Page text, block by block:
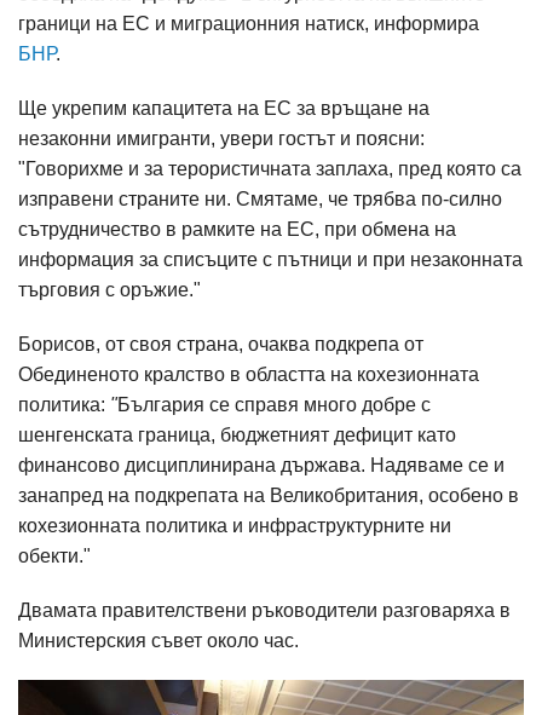
граници на ЕС и миграционния натиск, информира
БНР.
Ще укрепим капацитета на ЕС за връщане на
незаконни имигранти, увери гостът и поясни:
"Говорихме и за терористичната заплаха, пред която са
изправени страните ни. Смятаме, че трябва по-силно
сътрудничество в рамките на ЕС, при обмена на
информация за списъците с пътници и при незаконната
търговия с оръжие."
Борисов, от своя страна, очаква подкрепа от
Обединеното кралство в областта на кохезионната
политика: "България се справя много добре с
шенгенската граница, бюджетният дефицит като
финансово дисциплинирана държава. Надяваме се и
занапред на подкрепата на Великобритания, особено в
кохезионната политика и инфраструктурните ни
обекти."
Двамата правителствени ръководители разговаряха в
Министерския съвет около час.